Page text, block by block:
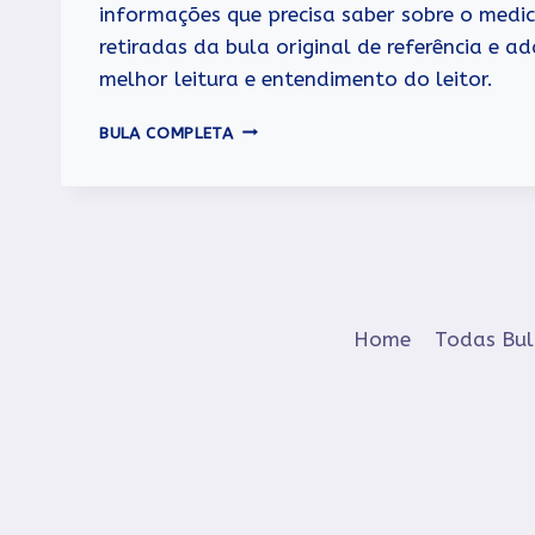
informações que precisa saber sobre o
retiradas da bula original de referência e
melhor leitura e entendimento do leitor.
BULA COMPLETA ARPEJO
Home Todas